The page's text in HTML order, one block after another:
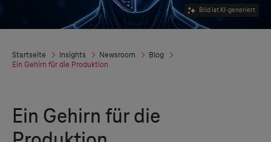
Bild ist KI-generiert
Startseite Insights Newsroom
Blog
Ein Gehirn für die Produktion
Ein Gehirn für die